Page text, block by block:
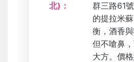
北)：
群三路61
的提拉米
衡，酒香
但不嗆鼻
大方。價